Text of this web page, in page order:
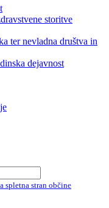
storitve
ter nevladna društva in
dejavnost
spletna stran občine